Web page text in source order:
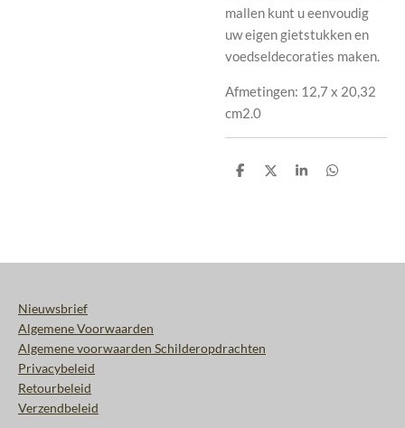
mallen kunt u eenvoudig
uw eigen gietstukken en
voedseldecoraties maken.
Afmetingen: 12,7 x 20,32
cm2.0
D
D
S
D
Nieuwsbrief
Algemene Voorwaarden
Algemene voorwaarden Schilderopdrachten
Privacybeleid
Retourbeleid
Verzendbeleid